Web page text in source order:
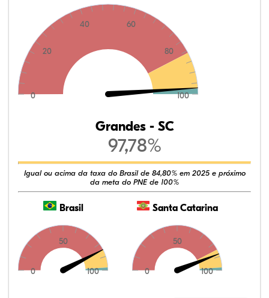
0
20
40 60
80
100
Grandes - SC
97,78%
Igual ou acima da taxa do Brasil de 84,80% em 2025 e próximo
da meta do PNE de 100%
Brasil
0
50
100
Santa Catarina
0
50
100